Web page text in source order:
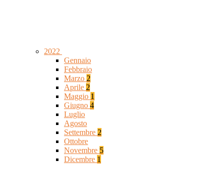
2022
Gennaio
Febbraio
Marzo 2
Aprile 2
Maggio 1
Giugno 4
Luglio
Agosto
Settembre 2
Ottobre
Novembre 5
Dicembre 1